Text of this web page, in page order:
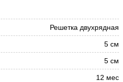
Решетка двухрядная
5 см
5 см
12 мес